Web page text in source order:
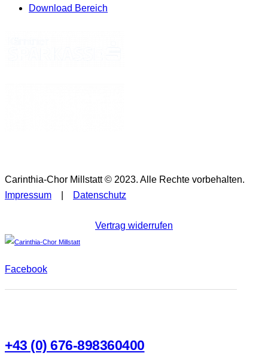
Download Bereich
Carinthia-Chor Millstatt © 2023. Alle Rechte vorbehalten.
Impressum
Datenschutz
Vertrag widerrufen
Facebook
+43 (0) 676-898360400